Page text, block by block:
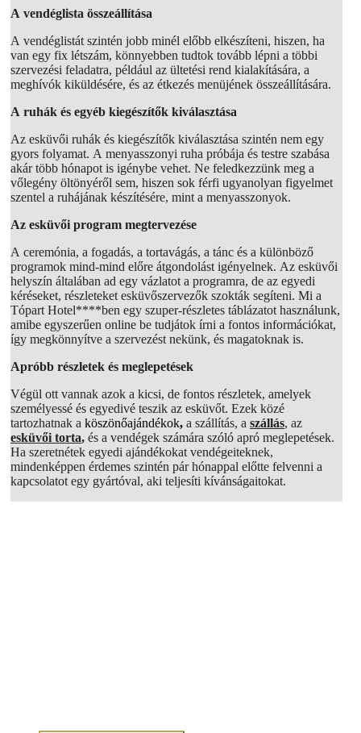
A vendéglista összeállítása
A vendéglistát szintén jobb minél előbb elkészíteni, hiszen, ha
van egy fix létszám, könnyebben tudtok tovább lépni a többi
szervezési feladatra, például az ültetési rend kialakítására, a
meghívók kiküldésére, és az étkezés menüjének összeállítására.
A ruhák és egyéb kiegészítők kiválasztása
Az esküvői ruhák és kiegészítők kiválasztása szintén nem egy
gyors folyamat. A menyasszonyi ruha próbája és testre szabása
akár több hónapot is igénybe vehet. Ne feledkezzünk meg a
vőlegény öltönyéről sem, hiszen sok férfi ugyanolyan figyelmet
szentel a ruhájának készítésére, mint a menyasszonyok.
Az esküvői program megtervezése
A ceremónia, a fogadás, a tortavágás, a tánc és a különböző
programok mind-mind előre átgondolást igényelnek. Az esküvői
helyszín általában ad egy vázlatot a programra, de az egyedi
kéréseket, részleteket esküvőszervezők szokták segíteni. Mi a
Tópart Hotel****ben egy szuper-részletes táblázatot használunk,
amibe egyszerűen online be tudjátok írni a fontos információkat,
így megkönnyítve a szervezést nekünk, és magatoknak is.
Apróbb részletek és meglepetések
Végül ott vannak azok a kicsi, de fontos részletek, amelyek
személyessé és egyedivé teszik az esküvőt. Ezek közé
tartozhatnak a köszönőajándékok, a szállítás, a szállás, az
esküvői torta, és a vendégek számára szóló apró meglepetések.
Ha szeretnétek egyedi ajándékokat vendégeiteknek,
mindenképpen érdemes szintén pár hónappal előtte felvenni a
kapcsolatot egy gyártóval, aki teljesíti kívánságaitokat.